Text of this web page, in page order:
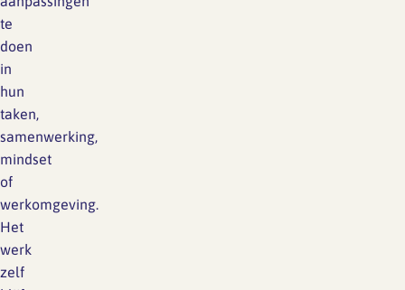
te
doen
in
hun
taken,
samenwerking,
mindset
of
werkomgeving.
Het
werk
zelf